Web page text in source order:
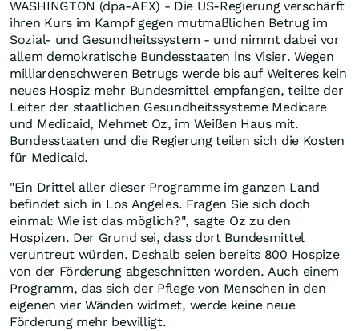
WASHINGTON (dpa-AFX) - Die US-Regierung verschärft
ihren Kurs im Kampf gegen mutmaßlichen Betrug im
Sozial- und Gesundheitssystem - und nimmt dabei vor
allem demokratische Bundesstaaten ins Visier. Wegen
milliardenschweren Betrugs werde bis auf Weiteres kein
neues Hospiz mehr Bundesmittel empfangen, teilte der
Leiter der staatlichen Gesundheitssysteme Medicare
und Medicaid, Mehmet Oz, im Weißen Haus mit.
Bundesstaaten und die Regierung teilen sich die Kosten
für Medicaid.
"Ein Drittel aller dieser Programme im ganzen Land
befindet sich in Los Angeles. Fragen Sie sich doch
einmal: Wie ist das möglich?", sagte Oz zu den
Hospizen. Der Grund sei, dass dort Bundesmittel
veruntreut würden. Deshalb seien bereits 800 Hospize
von der Förderung abgeschnitten worden. Auch einem
Programm, das sich der Pflege von Menschen in den
eigenen vier Wänden widmet, werde keine neue
Förderung mehr bewilligt.